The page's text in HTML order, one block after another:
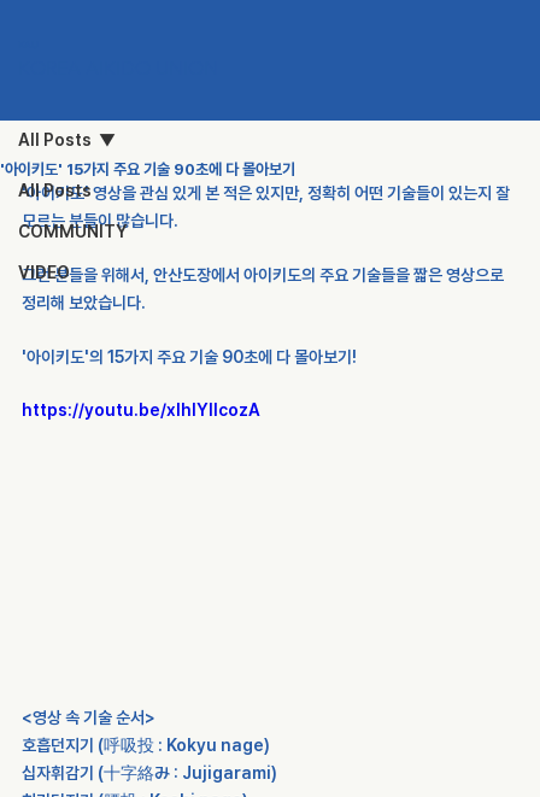
All Posts
COMMUNITY
VIDEO
All Posts
'아이키도' 15가지 주요 기술 90초에 다 몰아보기
'아이키도' 영상을 관심 있게 본 적은 있지만, 정확히 어떤 기술들이 있는지 잘
모르는 분들이 많습니다.
그런 분들을 위해서, 안산도장에서 아이키도의 주요 기술들을 짧은 영상으로
정리해 보았습니다.
'아이키도'의 15가지 주요 기술 90초에 다 몰아보기!
https://youtu.be/xIhIYllcozA
<영상 속 기술 순서>
호흡던지기 (呼吸投 : Kokyu nage)
십자휘감기 (十字絡み : Jujigarami)